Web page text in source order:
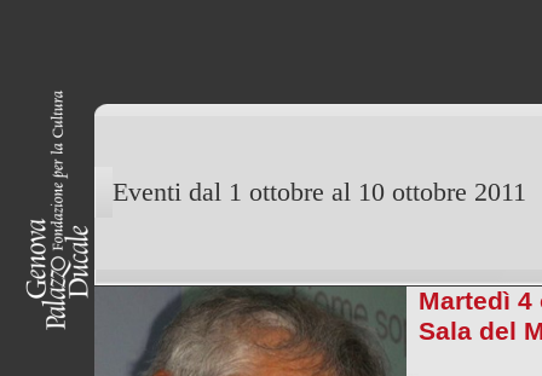
Eventi dal 1 ottobre al 10 ottobre 2011
Martedì 4
Sala del